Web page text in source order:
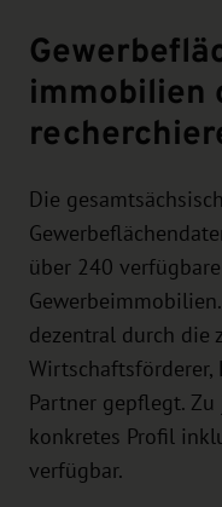
immobilien
Die
über 240
dezentral durch die
Wirtschaftsförderer,
Partner gepflegt.
konkretes Profil
verfügbar.